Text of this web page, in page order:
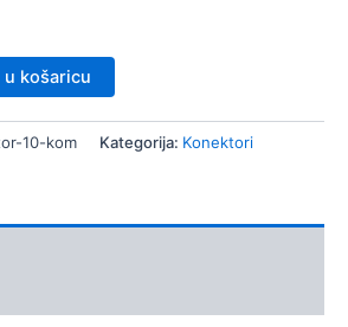
u košaricu
10-kom Kategorija: Konektori